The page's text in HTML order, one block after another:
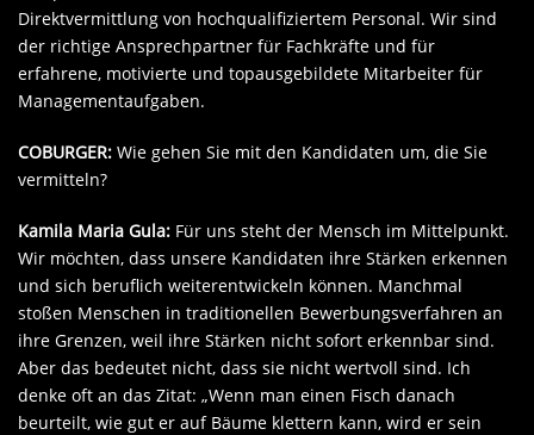
Direktvermittlung von hochqualifiziertem Personal. Wir sind
der richtige Ansprechpartner für Fachkräfte und für
erfahrene, motivierte und topausgebildete Mitarbeiter für
Managementaufgaben.
COBURGER: Wie gehen Sie mit den Kandidaten um, die Sie
vermitteln?
Kamila Maria Gula: Für uns steht der Mensch im Mittelpunkt.
Wir möchten, dass unsere Kandidaten ihre Stärken erkennen
und sich beruflich weiterentwickeln können. Manchmal
stoßen Menschen in traditionellen Bewerbungsverfahren an
ihre Grenzen, weil ihre Stärken nicht sofort erkennbar sind.
Aber das bedeutet nicht, dass sie nicht wertvoll sind. Ich
denke oft an das Zitat: „Wenn man einen Fisch danach
beurteilt, wie gut er auf Bäume klettern kann, wird er sein